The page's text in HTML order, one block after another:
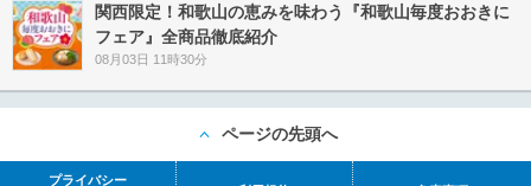
関西限定！和歌山の恵みを味わう『和歌山毎度おおきに
フェア』全商品徹底紹介
08月03日 11時30分
ページの先頭へ
プライバシー